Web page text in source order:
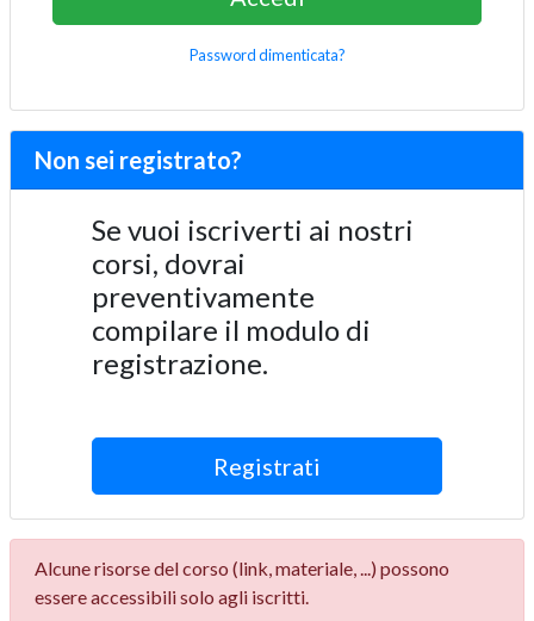
Password dimenticata?
Non sei registrato?
Se vuoi iscriverti ai nostri
corsi, dovrai
preventivamente
compilare il modulo di
registrazione.
Registrati
Alcune risorse del corso (link, materiale, ...) possono
essere accessibili solo agli iscritti.